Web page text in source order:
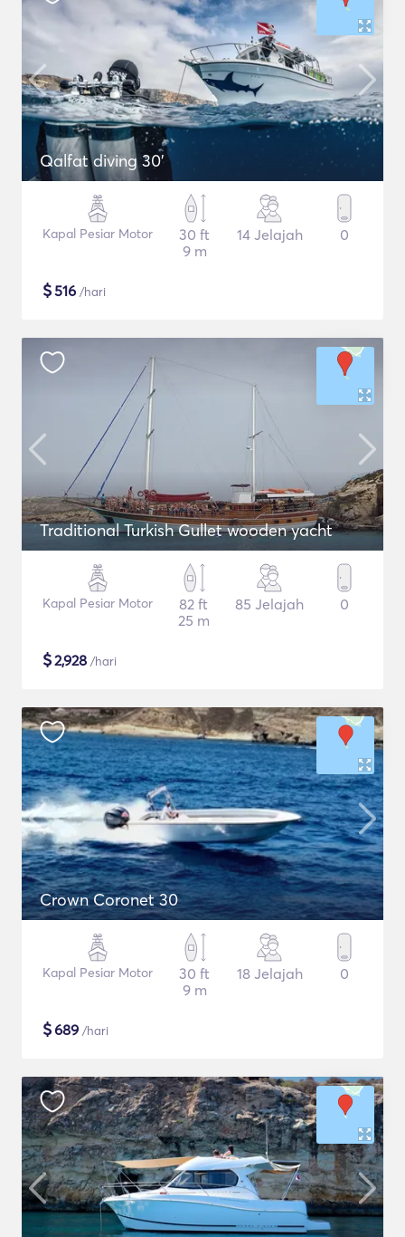
Qalfat diving 30'
Kapal Pesiar Motor
30 ft
9 m
14 Jelajah 0
$516 /hari
Traditional Turkish Gullet wooden yacht
Kapal Pesiar Motor
82 ft
25 m
85 Jelajah 0
$2,928 /hari
Crown Coronet 30
Kapal Pesiar Motor
30 ft
9 m
18 Jelajah 0
$689 /hari